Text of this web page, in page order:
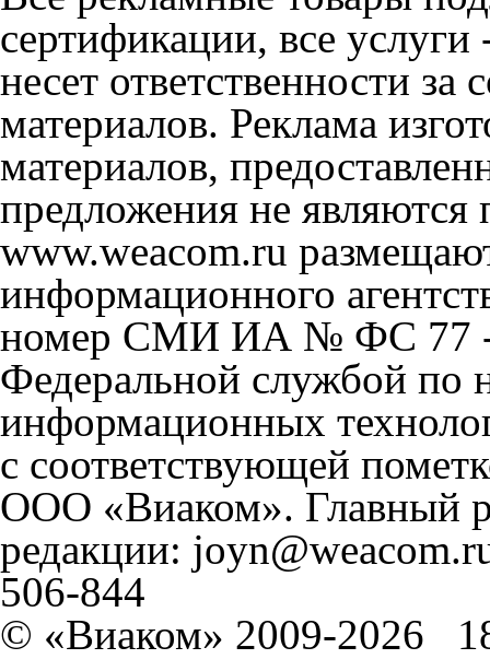
сертификации, все
несет ответственности
материалов. Реклама
материалов,
предложения не
www.weacom.ru
информационного
номер СМИ ИА № ФС 77 -
Федеральной службой по
информационных
с соответствующей
ООО «Виаком». Главный
редакции:
506-844
© «Виаком» 2009-2026